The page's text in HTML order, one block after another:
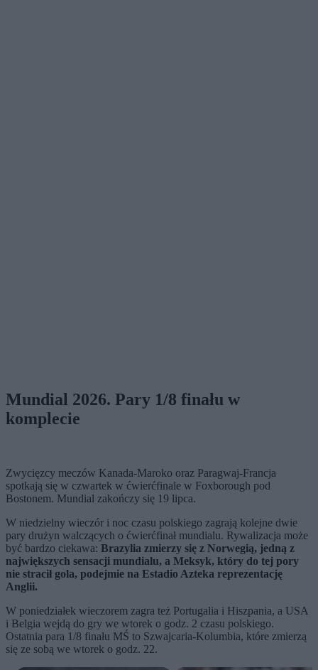
Mundial 2026. Pary 1/8 finału w
komplecie
Zwycięzcy meczów Kanada-Maroko oraz Paragwaj-Francja
spotkają się w czwartek w ćwierćfinale w Foxborough pod
Bostonem. Mundial zakończy się 19 lipca.
W niedzielny wieczór i noc czasu polskiego zagrają kolejne dwie
pary drużyn walczących o ćwierćfinał mundialu. Rywalizacja może
być bardzo ciekawa: Brazylia zmierzy się z Norwegią, jedną z
największych sensacji mundialu, a Meksyk, który do tej pory
nie stracił gola, podejmie na Estadio Azteka reprezentację
Anglii.
W poniedziałek wieczorem zagra też Portugalia i Hiszpania, a USA
i Belgia wejdą do gry we wtorek o godz. 2 czasu polskiego.
Ostatnia para 1/8 finału MŚ to Szwajcaria-Kolumbia, które zmierzą
się ze sobą we wtorek o godz. 22.